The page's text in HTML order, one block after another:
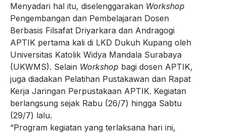
Menyadari hal itu, diselenggarakan Workshop
Pengembangan dan Pembelajaran Dosen
Berbasis Filsafat Driyarkara dan Andragogi
APTIK pertama kali di LKD Dukuh Kupang oleh
Universitas Katolik Widya Mandala Surabaya
(UKWMS). Selain Workshop bagi dosen APTIK,
juga diadakan Pelatihan Pustakawan dan Rapat
Kerja Jaringan Perpustakaan APTIK. Kegiatan
berlangsung sejak Rabu (26/7) hingga Sabtu
(29/7) lalu.
“Program kegiatan yang terlaksana hari ini,